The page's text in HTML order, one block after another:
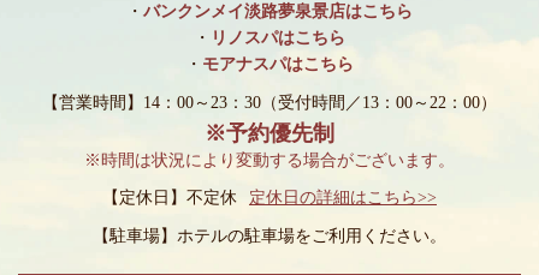
・ バンクンメイ淡路夢泉景店はこちら
・ リノスパはこちら
・ モアナスパはこちら
【営業時間】14：00～23：30 （受付時間／13：00～22：00）
※予約優先制
※時間は状況により変動する場合がございます。
【定休日】不定休 定休日の詳細はこちら>>
【駐車場】 ホテルの駐車場をご利用ください。